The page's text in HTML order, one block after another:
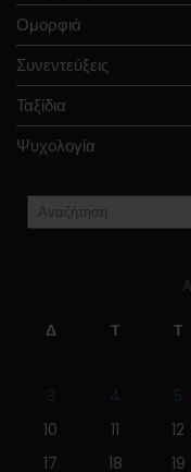
Ομορφιά
Συνεντεύξεις
Ταξίδια
Ψυχολογία
Δ Τ Τ
3
4 5
10
11 12
17
18 19